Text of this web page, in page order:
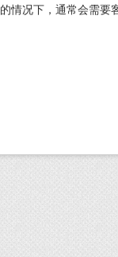
况下，通常会需要